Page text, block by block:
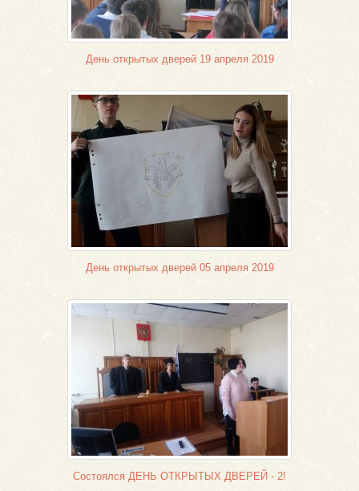
День открытых дверей 19 апреля 2019
День открытых дверей 05 апреля 2019
Состоялся ДЕНЬ ОТКРЫТЫХ ДВЕРЕЙ - 2!